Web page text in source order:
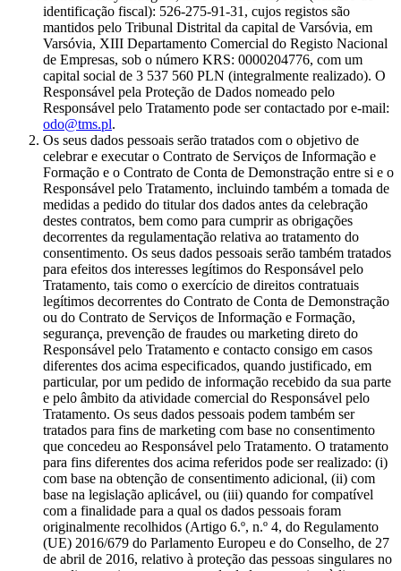
identificação fiscal): 526-275-91-31, cujos registos são
mantidos pelo Tribunal Distrital da capital de Varsóvia, em
Varsóvia, XIII Departamento Comercial do Registo Nacional
de Empresas, sob o número KRS: 0000204776, com um
capital social de 3 537 560 PLN (integralmente realizado). O
Responsável pela Proteção de Dados nomeado pelo
Responsável pelo Tratamento pode ser contactado por e-mail:
odo@tms.pl.
Os seus dados pessoais serão tratados com o objetivo de
celebrar e executar o Contrato de Serviços de Informação e
Formação e o Contrato de Conta de Demonstração entre si e o
Responsável pelo Tratamento, incluindo também a tomada de
medidas a pedido do titular dos dados antes da celebração
destes contratos, bem como para cumprir as obrigações
decorrentes da regulamentação relativa ao tratamento do
consentimento. Os seus dados pessoais serão também tratados
para efeitos dos interesses legítimos do Responsável pelo
Tratamento, tais como o exercício de direitos contratuais
legítimos decorrentes do Contrato de Conta de Demonstração
ou do Contrato de Serviços de Informação e Formação,
segurança, prevenção de fraudes ou marketing direto do
Responsável pelo Tratamento e contacto consigo em casos
diferentes dos acima especificados, quando justificado, em
particular, por um pedido de informação recebido da sua parte
e pelo âmbito da atividade comercial do Responsável pelo
Tratamento. Os seus dados pessoais podem também ser
tratados para fins de marketing com base no consentimento
que concedeu ao Responsável pelo Tratamento. O tratamento
para fins diferentes dos acima referidos pode ser realizado: (i)
com base na obtenção de consentimento adicional, (ii) com
base na legislação aplicável, ou (iii) quando for compatível
com a finalidade para a qual os dados pessoais foram
originalmente recolhidos (Artigo 6.º, n.º 4, do Regulamento
(UE) 2016/679 do Parlamento Europeu e do Conselho, de 27
de abril de 2016, relativo à proteção das pessoas singulares no